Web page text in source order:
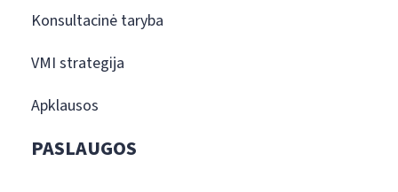
Konsultacinė taryba
VMI strategija
Apklausos
PASLAUGOS